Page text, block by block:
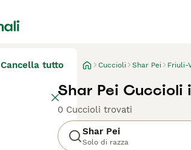
Cancella tutto Cuccioli Shar Pei Friuli-
Shar Pei Cuccioli
0 Cuccioli trovati
Shar Pei
Solo di razza